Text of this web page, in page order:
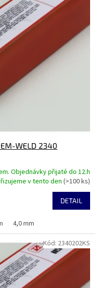
WELD 2340
Objednávky přijaté do 12.h
v tento den(>100 ks)
DETAIL
4,0 mm
Kód: 2340202KS